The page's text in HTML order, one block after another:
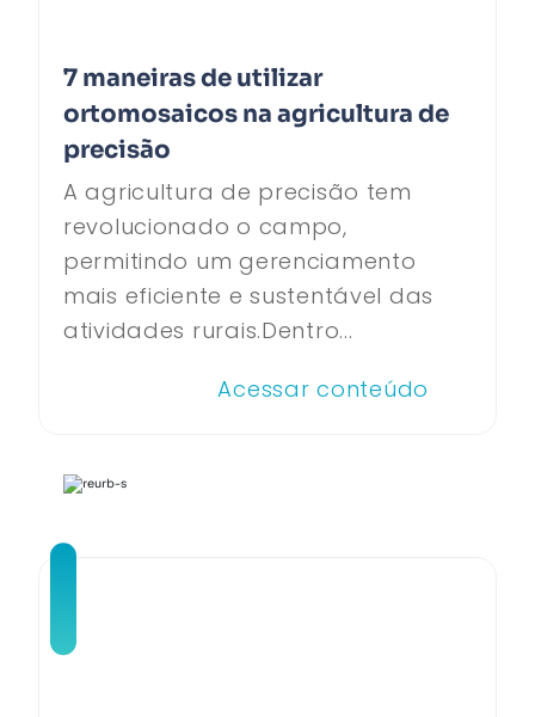
7 maneiras de utilizar
ortomosaicos na agricultura de
precisão
A agricultura de precisão tem
revolucionado o campo,
permitindo um gerenciamento
mais eficiente e sustentável das
atividades rurais.Dentro...
Acessar conteúdo